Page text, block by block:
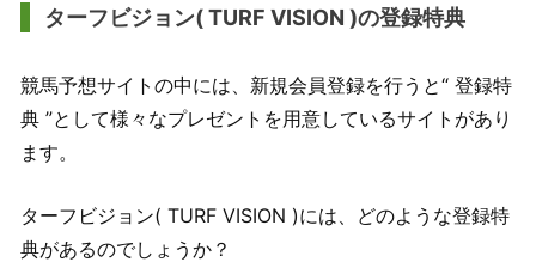
ターフビジョン( TURF VISION )の登録特典
競馬予想サイトの中には、新規会員登録を行うと“ 登録特
典 ”として様々なプレゼントを用意しているサイトがあり
ます。
ターフビジョン( TURF VISION )には、どのような登録特
典があるのでしょうか？